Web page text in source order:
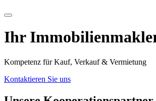
Ihr
Kompetenz für Kauf, Verkauf & Vermietung
Kontaktieren Sie uns